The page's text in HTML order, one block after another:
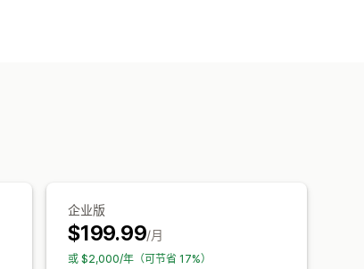
企业版
$199.99/月
或 $2,000/年（可节省 17%）